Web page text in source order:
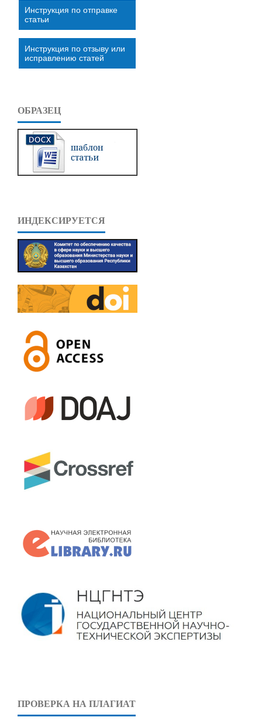
Инструкция по отправке
статьи
Инструкция по отзыву или
исправлению статей
ОБРАЗЕЦ
ИНДЕКСИРУЕТСЯ
ПРОВЕРКА НА ПЛАГИАТ